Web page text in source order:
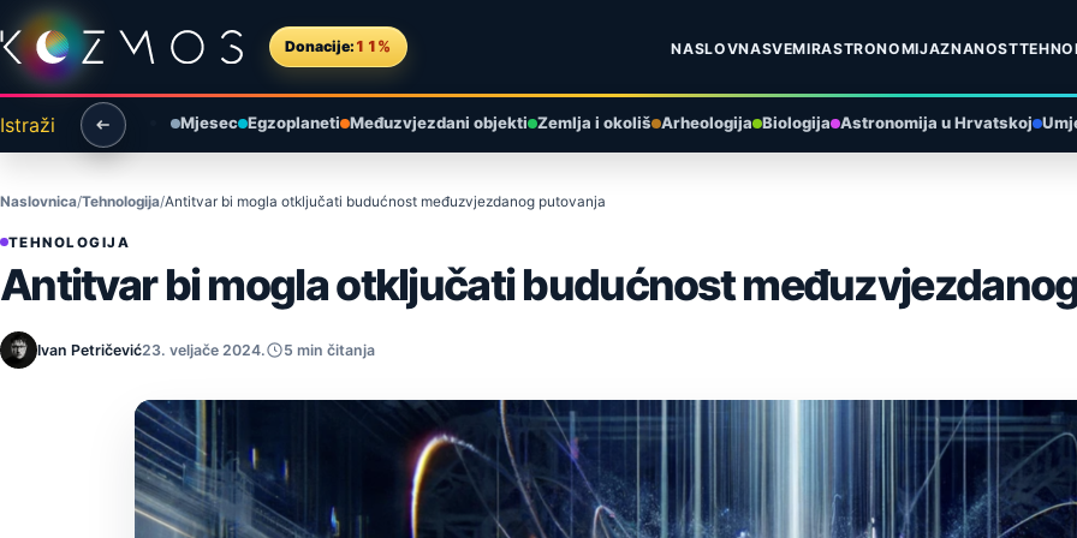
Preskoči na sadržaj
Donacije: 11% NASLOVNASVEMIRASTRONOMIJAZNANOST
Istraži Mjesec Egzoplaneti Međuzvjezdani objekti Zemlja i okoliš Arheologija Biologija Astronomija u Hrvatskoj
Naslovnica Tehnologija Antitvar bi mogla otključati budućnost međuzvjezdanog putovanja
TEHNOLOGIJA
Antitvar bi mogla otključati budućnost
Ivan Petričević23. veljače 2024. 5 min čitanja